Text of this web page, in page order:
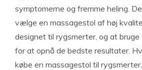
symptomerne og fremme heling.
vælge en massagestol af høj
designet til rygsmerter, og at
for at opnå de bedste resultater.
købe en massagestol til